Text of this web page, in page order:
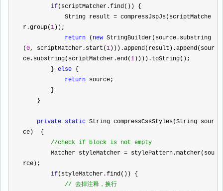
if(scriptMatcher.find()) {
            String result
= compressJspJs(scriptMatche
r.group(1 ));
return ( new StringBuilder(source.substring
(0, scriptMatcher.start(1 ))).append(result).append(sour
ce.substring(scriptMatcher.end(1 )))).toString();
        }
else {
return source;
        }
    }
private static String compressCssStyles(String sour
ce)  {
//check if block is not empty
        Matcher styleMatcher
= stylePattern.matcher(sou
rce);
if(styleMatcher.find()) {
// 去掉注释，换行